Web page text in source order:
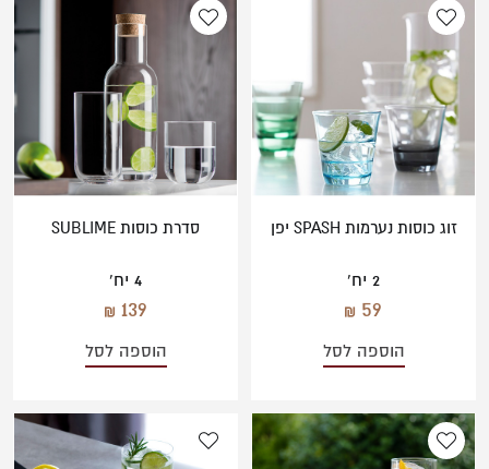
משתמש חדש/אורח
להרשמה
כתום
תכלת
זוג כוסות נערמות SPASH יפן
2 יח'
59
הוספה לסל
סדרת כוסות SUBLIME
4 יח'
139
הוספה לסל